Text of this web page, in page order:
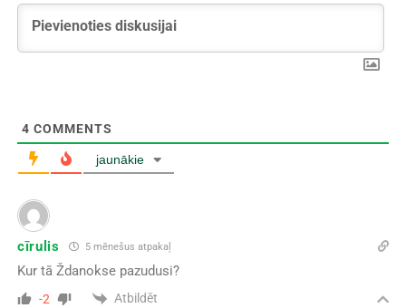
4 COMMENTS
jaunākie
cīrulis 5 mēnešus atpakaļ
Kur tā Ždanokse pazudusi?
-2 Atbildēt